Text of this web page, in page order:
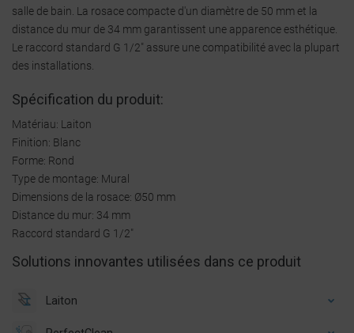
salle de bain. La rosace compacte d'un diamètre de 50 mm et la
distance du mur de 34 mm garantissent une apparence esthétique.
Le raccord standard G 1/2" assure une compatibilité avec la plupart
des installations.
Spécification du produit:
Matériau: Laiton
Finition: Blanc
Forme: Rond
Type de montage: Mural
Dimensions de la rosace: Ø50 mm
Distance du mur: 34 mm
Raccord standard G 1/2"
Solutions innovantes utilisées dans ce produit
Laiton